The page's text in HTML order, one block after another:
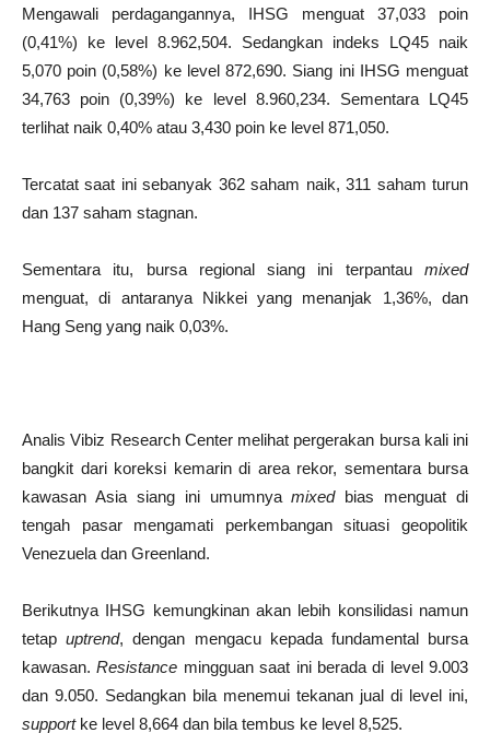
Mengawali perdagangannya, IHSG menguat 37,033 poin
(0,41%) ke level 8.962,504. Sedangkan indeks LQ45 naik
5,070 poin (0,58%) ke level 872,690. Siang ini IHSG menguat
34,763 poin (0,39%) ke level 8.960,234. Sementara LQ45
terlihat naik 0,40% atau 3,430 poin ke level 871,050.
Tercatat saat ini sebanyak 362 saham naik, 311 saham turun
dan 137 saham stagnan.
Sementara itu, bursa regional siang ini terpantau mixed
menguat, di antaranya Nikkei yang menanjak 1,36%, dan
Hang Seng yang naik 0,03%.
Analis Vibiz Research Center melihat pergerakan bursa kali ini
bangkit dari koreksi kemarin di area rekor, sementara bursa
kawasan Asia siang ini umumnyamixedbias menguat di
tengah pasar mengamati perkembangan situasi geopolitik
Venezuela dan Greenland.
Berikutnya IHSG kemungkinan akan lebih konsilidasi namun
tetapuptrend, dengan mengacu kepada fundamental bursa
kawasan.Resistance mingguan saat ini berada di level 9.003
dan 9.050. Sedangkan bila menemui tekanan jual di level ini,
supportke level 8,664 dan bila tembus ke level 8,525.